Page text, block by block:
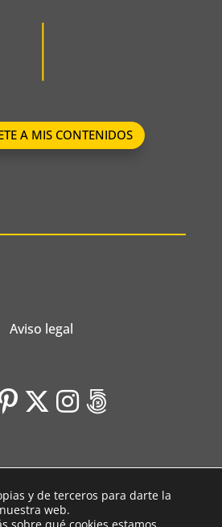
A MIS CONTENIDOS
Aviso legal
| Diseño webVoluta Estudio
y de terceros para darte la
web.